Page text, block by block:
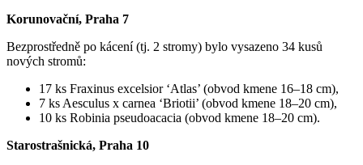
Korunovační, Praha 7
Bezprostředně po kácení (tj. 2 stromy) bylo vysazeno 34 kusů
nových stromů:
17 ks Fraxinus excelsior ‘Atlas’ (obvod kmene 16–18 cm),
7 ks Aesculus x carnea ‘Briotii’ (obvod kmene 18–20 cm),
10 ks Robinia pseudoacacia (obvod kmene 18–20 cm).
Starostrašnická, Praha 10